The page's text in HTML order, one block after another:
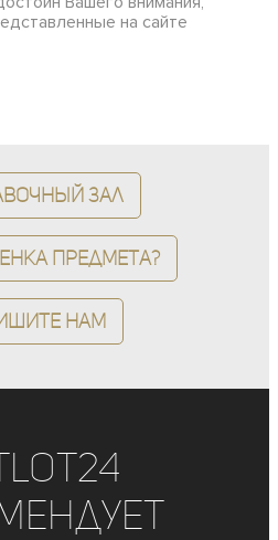
на сайте
зал
предмета?
нам